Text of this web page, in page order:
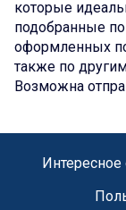
которые
подобранные
оформленных
также по
Возможна
Интересное